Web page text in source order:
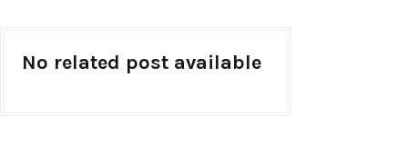
No related post available